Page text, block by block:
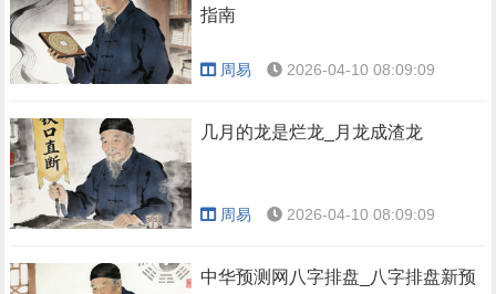
指南
周易 2026-04-10 08:09:09
几月的龙是烂龙_月龙成渣龙
周易 2026-04-10 08:09:09
中华预测网八字排盘_八字排盘新预